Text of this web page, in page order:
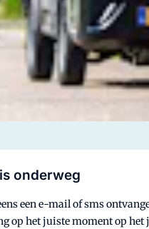
onderweg
een e-mail of sms
op het juiste moment op